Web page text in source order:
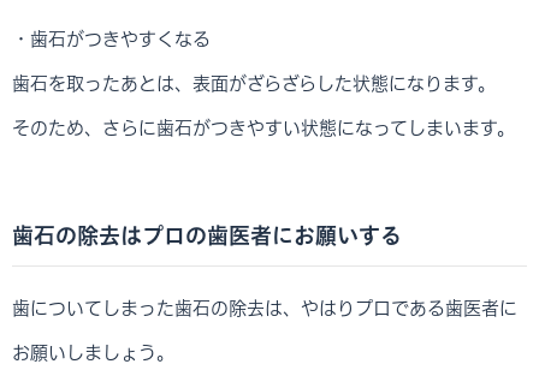
・歯石がつきやすくなる
歯石を取ったあとは、表面がざらざらした状態になります。
そのため、さらに歯石がつきやすい状態になってしまいます。
歯石の除去はプロの歯医者にお願いする
歯についてしまった歯石の除去は、やはりプロである歯医者に
お願いしましょう。